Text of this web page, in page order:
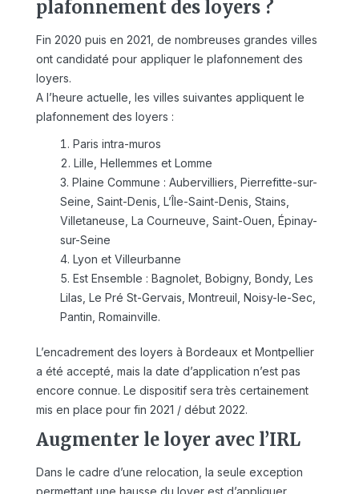
plafonnement des loyers ?
Fin 2020 puis en 2021, de nombreuses grandes villes
ont candidaté pour appliquer le plafonnement des
loyers.
A l’heure actuelle, les villes suivantes appliquent le
plafonnement des loyers :
Paris intra-muros
Lille, Hellemmes et Lomme
Plaine Commune : Aubervilliers, Pierrefitte-sur-
Seine, Saint-Denis, L’Île-Saint-Denis, Stains,
Villetaneuse, La Courneuve, Saint-Ouen, Épinay-
sur-Seine
Lyon et Villeurbanne
Est Ensemble : Bagnolet, Bobigny, Bondy, Les
Lilas, Le Pré St-Gervais, Montreuil, Noisy-le-Sec,
Pantin, Romainville.
L’encadrement des loyers à Bordeaux et Montpellier
a été accepté, mais la date d’application n’est pas
encore connue. Le dispositif sera très certainement
mis en place pour fin 2021 / début 2022.
Augmenter le loyer avec l’IRL
Dans le cadre d’une relocation, la seule exception
permettant une hausse du loyer est d’appliquer